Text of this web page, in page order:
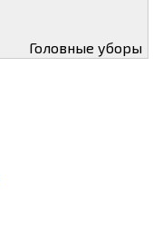
Головные уборы